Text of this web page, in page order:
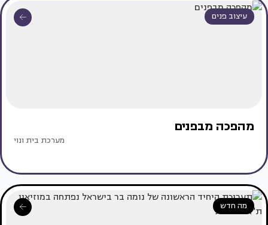
עיצוב פנים
מהפכה מבפנים
מערכת בית ונוי
מה חדש